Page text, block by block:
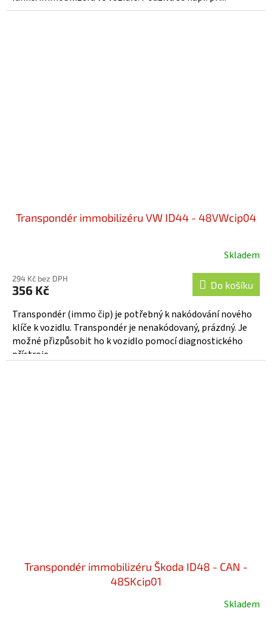
Transpondér immobilizéru VW ID44 - 48VWcip04
Skladem
294 Kč bez DPH
356 Kč Do košíku
Transpondér (immo čip) je potřebný k nakódování nového
klíče k vozidlu. Transpondér je nenakódovaný, prázdný. Je
možné přizpůsobit ho k vozidlo pomocí diagnostického
přístroje....
Transpondér immobilizéru Škoda ID48 - CAN -
48SKcip01
Skladem